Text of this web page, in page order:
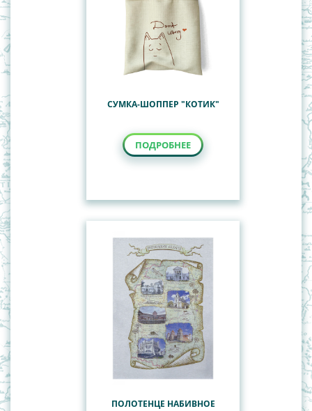
СУМКА-ШОППЕР "КОТИК"
ПОДРОБНЕЕ
ПОЛОТЕНЦЕ НАБИВНОЕ